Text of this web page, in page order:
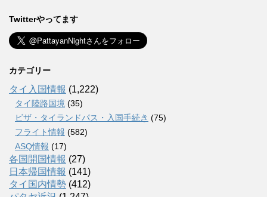
Twitterやってます
カテゴリー
タイ入国情報 (1,222)
タイ陸路国境 (35)
ビザ・タイランドパス・入国手続き (75)
フライト情報 (582)
ASQ情報 (17)
各国開国情報 (27)
日本帰国情報 (141)
タイ国内情勢 (412)